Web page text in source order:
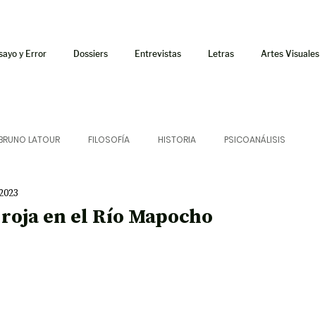
y Error Dossiers Entrevistas Letras Artes Visuales
LATOUR FILOSOFÍA HISTORIA PSICOANÁLISIS
en el Río Mapocho